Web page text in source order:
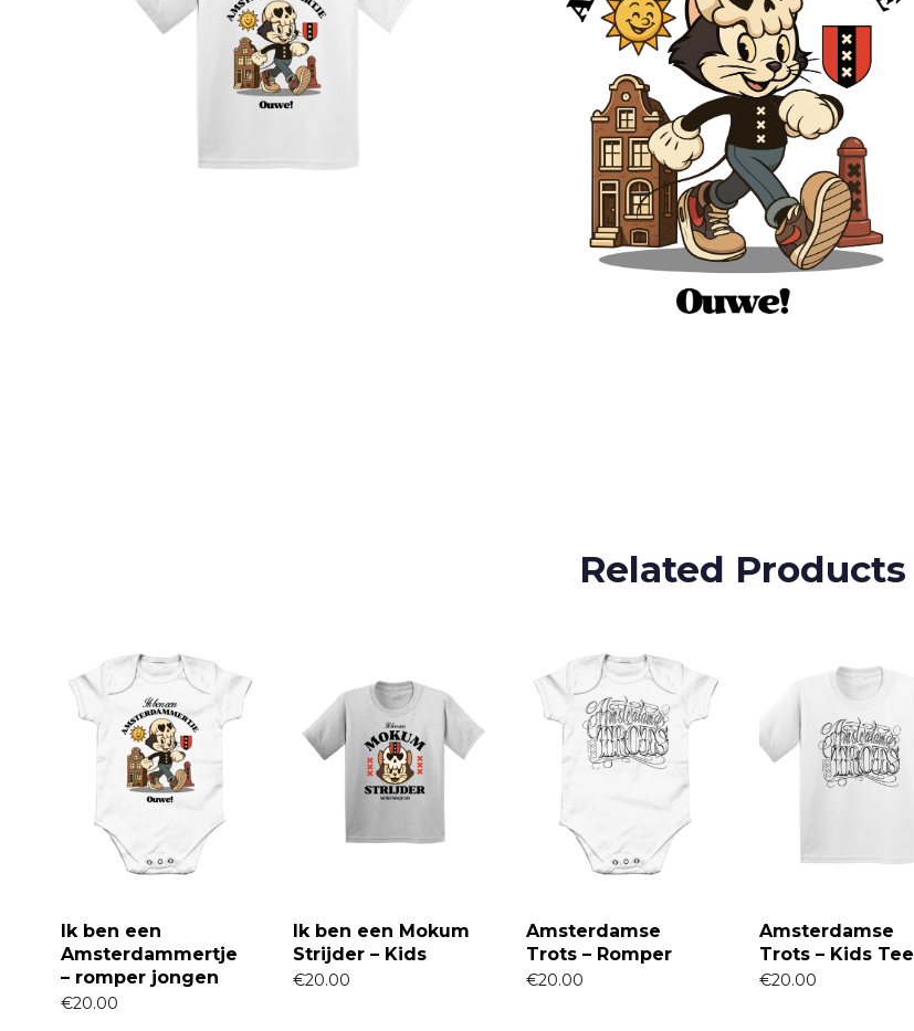
Related Products
Ik ben een
Amsterdammertje
– romper jongen
€20.00
Ik ben een Mokum
Strijder – Kids
€20.00
Amsterdamse
Trots – Romper
€20.00
Amsterdamse
Trots – Kids Tee
€20.00